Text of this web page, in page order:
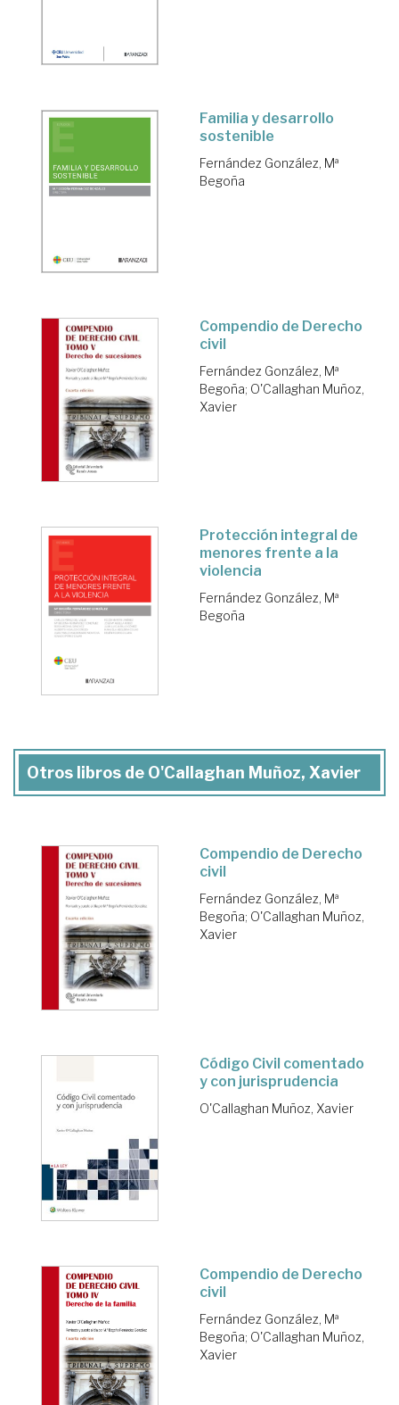
Familia y desarrollo
sostenible
Fernández González, Mª
Begoña
Compendio de Derecho
civil
Fernández González, Mª
Begoña; O'Callaghan Muñoz,
Xavier
Protección integral de
menores frente a la
violencia
Fernández González, Mª
Begoña
Otros libros de O'Callaghan Muñoz, Xavier
Compendio de Derecho
civil
Fernández González, Mª
Begoña; O'Callaghan Muñoz,
Xavier
Código Civil comentado
y con jurisprudencia
O'Callaghan Muñoz, Xavier
Compendio de Derecho
civil
Fernández González, Mª
Begoña; O'Callaghan Muñoz,
Xavier